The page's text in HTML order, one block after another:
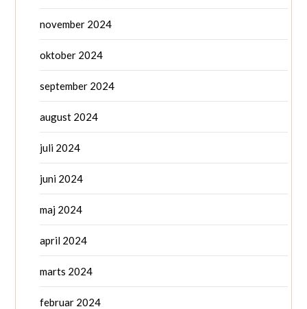
november 2024
oktober 2024
september 2024
august 2024
juli 2024
juni 2024
maj 2024
april 2024
marts 2024
februar 2024